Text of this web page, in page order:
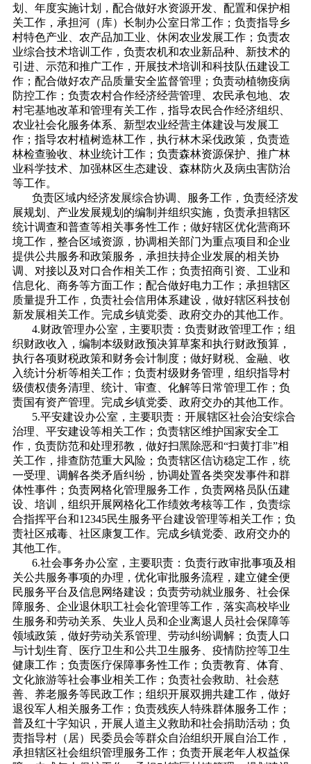
划、年度实施计划，配合做好水资源开发、配置和保护相
关工作，承担河（库）长制办公室日常工作；负责指导乡
村特色产业、农产品加工业、休闲农业发展工作；负责农
业综合技术培训工作，负责农机和农业新品种、新技术的
引进、示范和推广工作，开展技术培训和科技队伍建设工
作；配合做好农产品质量安全监督管理；负责动植物疫病
防控工作；负责农村合作经济经营管理、农民承包地、农
村宅基地改革和管理有关工作，指导农民合作经济组织、
农业社会化服务体系、新型农业经营主体建设与发展工
作；指导农村植树造林工作，执行林木采伐政策，负责造
林检查验收、林业统计工作；负责森林资源保护、推广林
业科学技术、加强林区生态建设、森林防火及病虫害防治
等工作。
负责区域内经济发展综合协调、服务工作，负责经济发
展规划、产业发展规划的编制并组织实施，负责承担辖区
统计调查和普查等相关事务性工作；做好辖区优化营商环
境工作，整合区域资源，协调相关部门为重点项目和企业
提供公共服务和政策服务，承担扶持企业发展的相关协
调、对接以及对口合作相关工作；负责招商引资、工业和
信息化、商务等方面工作；配合做好电力工作；承担辖区
质量提升工作，负责社会信用体系建设，做好辖区科技创
新发展相关工作。完成乡镇党委、政府交办的其他工作。
4.财政管理办公室，主要职责：负责财政管理工作；组
织财政收入，编制本级财政预决算草案和执行财政预算，
执行各项财税政策和财务会计制度；做好财税、金融、收
入统计分析等相关工作；负责村级财务管理，组织指导村
级债权债务清理、统计、审查、化解等日常管理工作；负
责国有资产管理。完成乡镇党委、政府交办的其他工作。
5.平安建设办公室，主要职责：开展辖区社会治安综合
治理、平安建设等相关工作；负责辖区维护国家安全工
作，负责防范和处理邪教，做好扫黑除恶和“扫黄打非”相
关工作，排查防范重大风险；负责辖区信访稳定工作，统
一受理、调解各类矛盾纠纷，协调处置各类突发事件和群
体性事件；负责网格化管理服务工作，负责网格员队伍建
设、培训，组织开展网格化工作绩效考核等工作，负责综
合指挥平台和12345民生服务平台建设管理等相关工作；负
责社区戒毒、社区康复工作。完成乡镇党委、政府交办的
其他工作。
6.社会事务办公室，主要职责：负责行政审批事项及相
关公共服务事项的办理，优化审批服务流程，建立健全便
民服务平台及信息网络建设；负责劳动就业服务、社会保
障服务、企业退休职工社会化管理等工作，落实高校毕业
生服务和劳动关系、失业人员和企业离退人员社会保障等
领域政策，做好劳动关系管理、劳动纠纷调解；负责人口
与计划生育、医疗卫生和公共卫生服务、疫情防控等卫生
健康工作；负责医疗保障事务性工作；负责教育、体育、
文化旅游等社会事业相关工作；负责社会救助、社会慈
善、养老服务等民政工作；组织开展双拥共建工作，做好
退役军人相关服务工作；负责残疾人特殊群体服务工作；
普及红十字知识，开展人道主义救助和社会捐助活动；负
责指导村（居）民委员会等群众自治组织开展自治工作，
承担辖区社会组织管理服务工作；负责开展老年人权益保